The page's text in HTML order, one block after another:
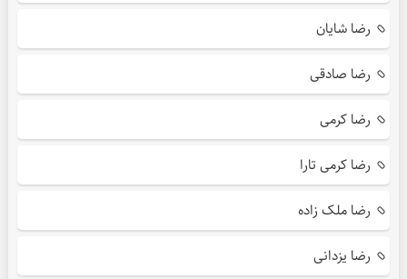
رضا شایان
رضا صادقی
رضا کرمی
رضا کرمی تارا
رضا ملک زاده
رضا یزدانی